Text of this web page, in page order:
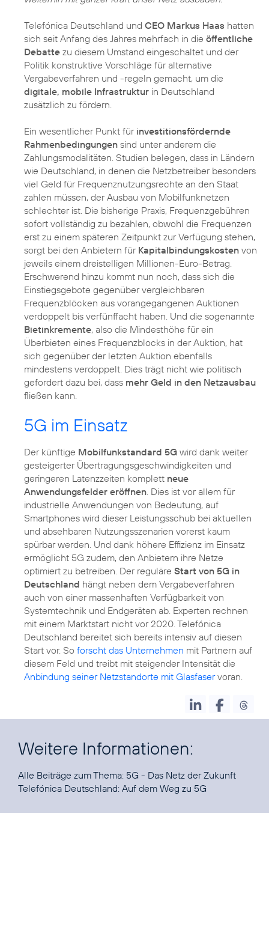
Telefónica Deutschland und CEO Markus Haas hatten
sich seit Anfang des Jahres mehrfach in die öffentliche
Debatte zu diesem Umstand eingeschaltet und der
Politik konstruktive Vorschläge für alternative
Vergabeverfahren und -regeln gemacht, um die
digitale, mobile Infrastruktur in Deutschland
zusätzlich zu fördern.
Ein wesentlicher Punkt für investitionsfördernde
Rahmenbedingungen sind unter anderem die
Zahlungsmodalitäten. Studien belegen, dass in Ländern
wie Deutschland, in denen die Netzbetreiber besonders
viel Geld für Frequenznutzungsrechte an den Staat
zahlen müssen, der Ausbau von Mobilfunknetzen
schlechter ist. Die bisherige Praxis, Frequenzgebühren
sofort vollständig zu bezahlen, obwohl die Frequenzen
erst zu einem späteren Zeitpunkt zur Verfügung stehen,
sorgt bei den Anbietern für Kapitalbindungskosten von
jeweils einem dreistelligen Millionen-Euro-Betrag.
Erschwerend hinzu kommt nun noch, dass sich die
Einstiegsgebote gegenüber vergleichbaren
Frequenzblöcken aus vorangegangenen Auktionen
verdoppelt bis verfünffacht haben. Und die sogenannte
Bietinkremente, also die Mindesthöhe für ein
Überbieten eines Frequenzblocks in der Auktion, hat
sich gegenüber der letzten Auktion ebenfalls
mindestens verdoppelt. Dies trägt nicht wie politisch
gefordert dazu bei, dass mehr Geld in den Netzausbau
fließen kann.
5G im Einsatz
Der künftige Mobilfunkstandard 5G wird dank weiter
gesteigerter Übertragungsgeschwindigkeiten und
geringeren Latenzzeiten komplett neue
Anwendungsfelder eröffnen. Dies ist vor allem für
industrielle Anwendungen von Bedeutung, auf
Smartphones wird dieser Leistungsschub bei aktuellen
und absehbaren Nutzungsszenarien vorerst kaum
spürbar werden. Und dank höhere Effizienz im Einsatz
ermöglicht 5G zudem, den Anbietern ihre Netze
optimiert zu betreiben. Der reguläre Start von 5G in
Deutschland hängt neben dem Vergabeverfahren
auch von einer massenhaften Verfügbarkeit von
Systemtechnik und Endgeräten ab. Experten rechnen
mit einem Marktstart nicht vor 2020. Telefónica
Deutschland bereitet sich bereits intensiv auf diesen
Start vor. So forscht das Unternehmen mit Partnern auf
diesem Feld und treibt mit steigender Intensität die
Anbindung seiner Netzstandorte mit Glasfaservoran.
Weitere Informationen:
Alle Beiträge zum Thema: 5G - Das Netz der Zukunft
Telefónica Deutschland: Auf dem Weg zu 5G